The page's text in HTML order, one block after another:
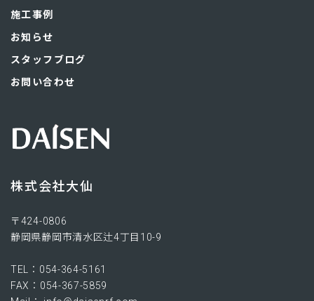
株式会社大仙
〒424-0806​
静岡県静岡市清水区辻4丁目10-9
TEL：054-364-5161
FAX：054-367-5859
施工事例
お知らせ
スタッフブログ
お問い合わせ